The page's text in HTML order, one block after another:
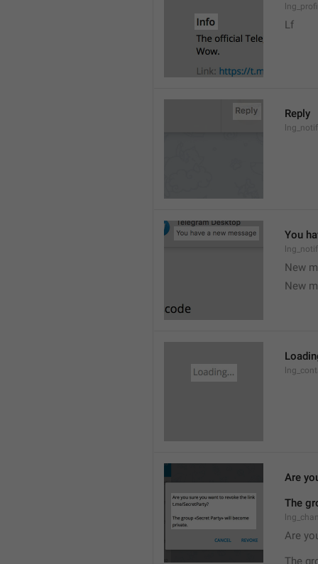
Lf
Reply
You
New
New
Are
The
Are
The